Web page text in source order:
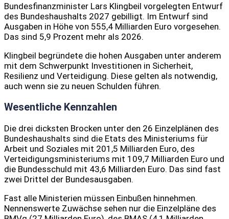
Bundesfinanzminister Lars Klingbeil vorgelegten Entwurf
des Bundeshaushalts 2027 gebilligt. Im Entwurf sind
Ausgaben in Höhe von 555,4 Milliarden Euro vorgesehen.
Das sind 5,9 Prozent mehr als 2026.
Klingbeil begründete die hohen Ausgaben unter anderem
mit dem Schwerpunkt Investitionen in Sicherheit,
Resilienz und Verteidigung. Diese gelten als notwendig,
auch wenn sie zu neuen Schulden führen.
Wesentliche Kennzahlen
Die drei dicksten Brocken unter den 26 Einzelplänen des
Bundeshaushalts sind die Etats des Ministeriums für
Arbeit und Soziales mit 201,5 Milliarden Euro, des
Verteidigungsministeriums mit 109,7 Milliarden Euro und
die Bundesschuld mit 43,6 Milliarden Euro. Das sind fast
zwei Drittel der Bundesausgaben.
Fast alle Ministerien müssen Einbußen hinnehmen.
Nennenswerte Zuwächse sehen nur die Einzelpläne des